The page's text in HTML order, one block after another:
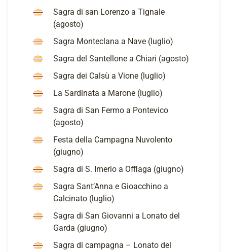
Sagra di san Lorenzo a Tignale
(agosto)
Sagra Monteclana a Nave (luglio)
Sagra del Santellone a Chiari (agosto)
Sagra dei Calsù a Vione (luglio)
La Sardinata a Marone (luglio)
Sagra di San Fermo a Pontevico
(agosto)
Festa della Campagna Nuvolento
(giugno)
Sagra di S. Imerio a Offlaga (giugno)
Sagra Sant’Anna e Gioacchino a
Calcinato (luglio)
Sagra di San Giovanni a Lonato del
Garda (giugno)
Sagra di campagna – Lonato del